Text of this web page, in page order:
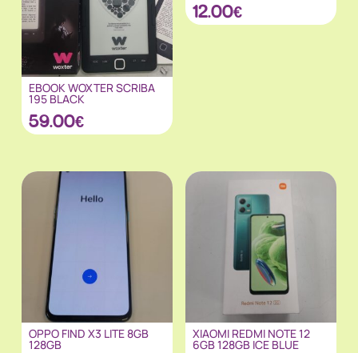
EBOOK WOXTER SCRIBA
195 BLACK
59.00€
12.00€
OPPO FIND X3 LITE 8GB
128GB
XIAOMI REDMI NOTE 12
6GB 128GB ICE BLUE